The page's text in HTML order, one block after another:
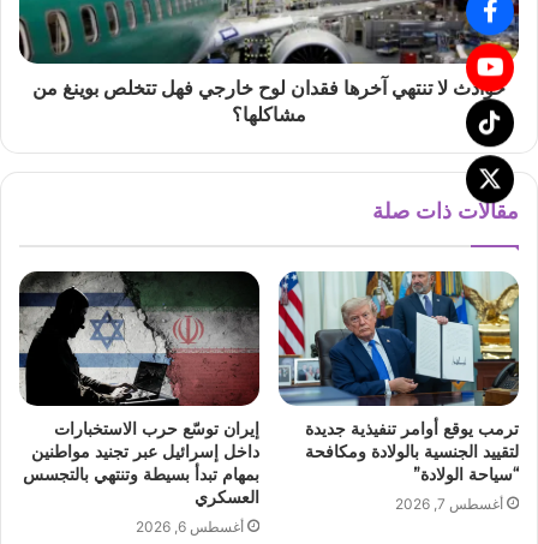
حوادث لا تنتهي آخرها فقدان لوح خارجي فهل تتخلص بوينغ من
مشاكلها؟
مقالات ذات صلة
ترمب يوقع أوامر تنفيذية جديدة
لتقييد الجنسية بالولادة ومكافحة
“سياحة الولادة”
أغسطس 7, 2026
إيران توسّع حرب الاستخبارات
داخل إسرائيل عبر تجنيد مواطنين
بمهام تبدأ بسيطة وتنتهي بالتجسس
العسكري
أغسطس 6, 2026